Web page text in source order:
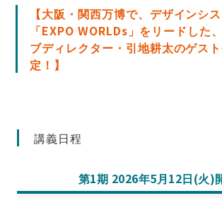
【大阪・関西万博で、デザインシ
「EXPO WORLDs」をリードした
ブディレクター・引地耕太のゲス
定！】
講義日程
第1期 2026年5月12日(火)